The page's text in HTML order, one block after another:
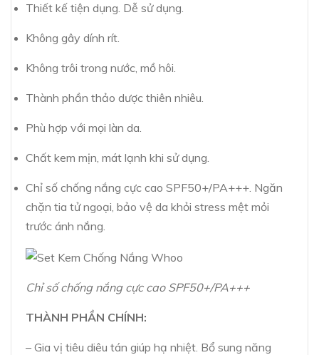
Thiết kế tiện dụng. Dễ sử dụng.
Không gây dính rít.
Không trôi trong nước, mồ hôi.
Thành phần thảo dược thiên nhiêu.
Phù hợp với mọi làn da.
Chất kem mịn, mát lạnh khi sử dụng.
Chỉ số chống nắng cực cao SPF50+/PA+++. Ngăn
chặn tia tử ngoại, bảo vệ da khỏi stress mệt mỏi
trước ánh nắng.
Chỉ số chống nắng cực cao SPF50+/PA+++
THÀNH PHẦN CHÍNH:
– Gia vị tiêu diêu tán giúp hạ nhiệt. Bổ sung năng